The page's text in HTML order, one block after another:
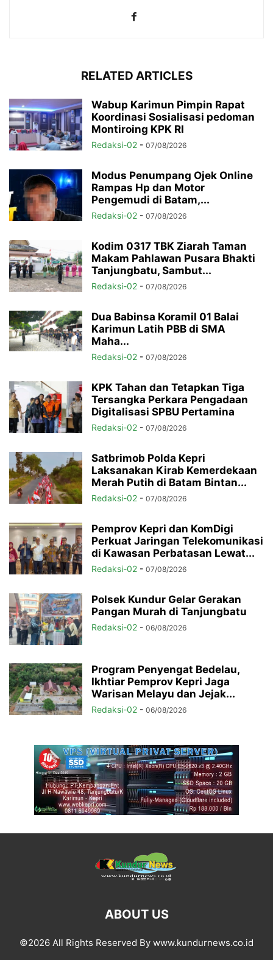
RELATED ARTICLES
Wabup Karimun Pimpin Rapat
Koordinasi Sosialisasi pedoman
Montiroing KPK RI
Redaksi-02 - 07/08/2026
Modus Penumpang Ojek Online
Rampas Hp dan Motor
Pengemudi di Batam,...
Redaksi-02 - 07/08/2026
Kodim 0317 TBK Ziarah Taman
Makam Pahlawan Pusara Bhakti
Tanjungbatu, Sambut...
Redaksi-02 - 07/08/2026
Dua Babinsa Koramil 01 Balai
Karimun Latih PBB di SMA
Maha...
Redaksi-02 - 07/08/2026
KPK Tahan dan Tetapkan Tiga
Tersangka Perkara Pengadaan
Digitalisasi SPBU Pertamina
Redaksi-02 - 07/08/2026
Satbrimob Polda Kepri
Laksanakan Kirab Kemerdekaan
Merah Putih di Batam Bintan...
Redaksi-02 - 07/08/2026
Pemprov Kepri dan KomDigi
Perkuat Jaringan Telekomunikasi
di Kawasan Perbatasan Lewat...
Redaksi-02 - 07/08/2026
Polsek Kundur Gelar Gerakan
Pangan Murah di Tanjungbatu
Redaksi-02 - 06/08/2026
Program Penyengat Bedelau,
Ikhtiar Pemprov Kepri Jaga
Warisan Melayu dan Jejak...
Redaksi-02 - 06/08/2026
ABOUT US
©2026 All Rights Reserved By www.kundurnews.co.id